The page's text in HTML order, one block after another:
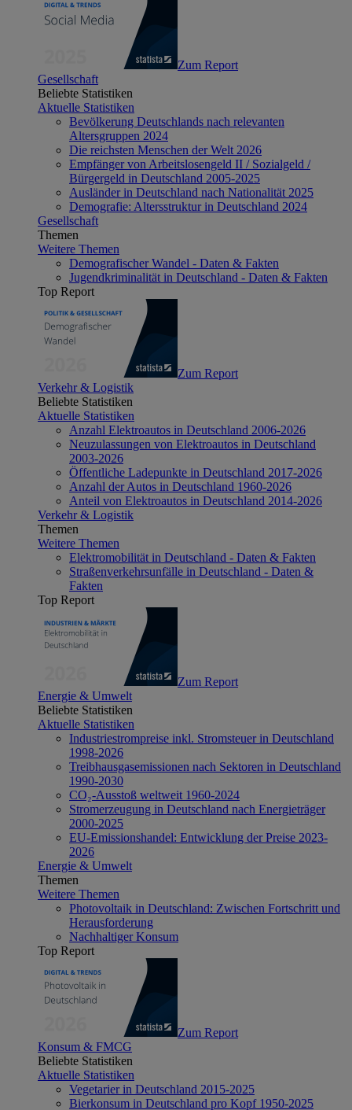
Zum Report
Gesellschaft
Beliebte Statistiken
Aktuelle Statistiken
Bevölkerung Deutschlands nach relevanten
Altersgruppen 2024
Die reichsten Menschen der Welt 2026
Empfänger von Arbeitslosengeld II / Sozialgeld /
Bürgergeld in Deutschland 2005-2025
Ausländer in Deutschland nach Nationalität 2025
Demografie: Altersstruktur in Deutschland 2024
Gesellschaft
Themen
Weitere Themen
Demografischer Wandel - Daten & Fakten
Jugendkriminalität in Deutschland - Daten & Fakten
Top Report
Zum Report
Verkehr & Logistik
Beliebte Statistiken
Aktuelle Statistiken
Anzahl Elektroautos in Deutschland 2006-2026
Neuzulassungen von Elektroautos in Deutschland
2003-2026
Öffentliche Ladepunkte in Deutschland 2017-2026
Anzahl der Autos in Deutschland 1960-2026
Anteil von Elektroautos in Deutschland 2014-2026
Verkehr & Logistik
Themen
Weitere Themen
Elektromobilität in Deutschland - Daten & Fakten
Straßenverkehrsunfälle in Deutschland - Daten &
Fakten
Top Report
Zum Report
Energie & Umwelt
Beliebte Statistiken
Aktuelle Statistiken
Industriestrompreise inkl. Stromsteuer in Deutschland
1998-2026
Treibhausgasemissionen nach Sektoren in Deutschland
1990-2030
CO₂-Ausstoß weltweit 1960-2024
Stromerzeugung in Deutschland nach Energieträger
2000-2025
EU-Emissionshandel: Entwicklung der Preise 2023-
2026
Energie & Umwelt
Themen
Weitere Themen
Photovoltaik in Deutschland: Zwischen Fortschritt und
Herausforderung
Nachhaltiger Konsum
Top Report
Zum Report
Konsum & FMCG
Beliebte Statistiken
Aktuelle Statistiken
Vegetarier in Deutschland 2015-2025
Bierkonsum in Deutschland pro Kopf 1950-2025